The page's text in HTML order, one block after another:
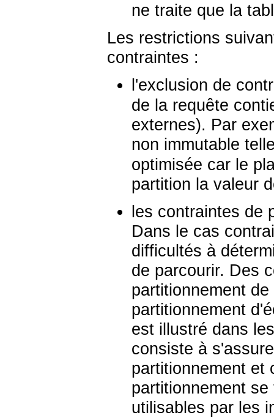
ne traite que la
Les restrictions
contraintes :
l'exclusion de
de la requête
externes). Par
non immutable
optimisée car le
partition la valeur
les contraintes de
Dans le cas
difficultés à
de parcourir. Des
partitionnement
partitionnement
est illustré dans
consiste à
partitionnement et
partitionnement
utilisables par les